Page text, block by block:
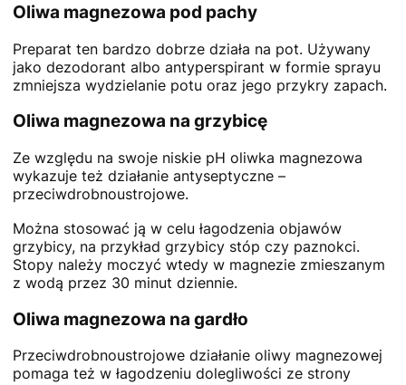
Oliwa magnezowa pod pachy
Preparat ten bardzo dobrze działa na pot. Używany
jako dezodorant albo antyperspirant w formie sprayu
zmniejsza wydzielanie potu oraz jego przykry zapach.
Oliwa magnezowa na grzybicę
Ze względu na swoje niskie pH oliwka magnezowa
wykazuje też działanie antyseptyczne –
przeciwdrobnoustrojowe.
Można stosować ją w celu łagodzenia objawów
grzybicy, na przykład grzybicy stóp czy paznokci.
Stopy należy moczyć wtedy w magnezie zmieszanym
z wodą przez 30 minut dziennie.
Oliwa magnezowa na gardło
Przeciwdrobnoustrojowe działanie oliwy magnezowej
pomaga też w łagodzeniu dolegliwości ze strony